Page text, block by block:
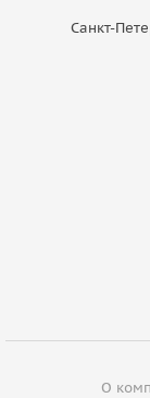
Санкт-
О